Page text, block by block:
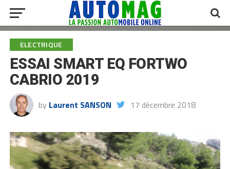
ELECTRIQUE
ESSAI SMART EQ FORTWO
CABRIO 2019
by Laurent SANSON 17 décembre 2018